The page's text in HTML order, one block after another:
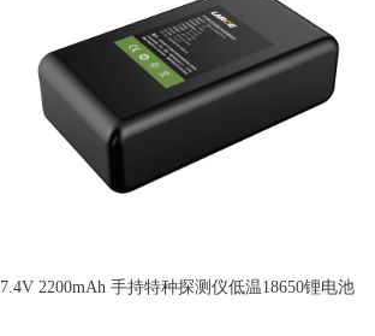
7.4V 2200mAh 手持特种探测仪低温18650锂电池